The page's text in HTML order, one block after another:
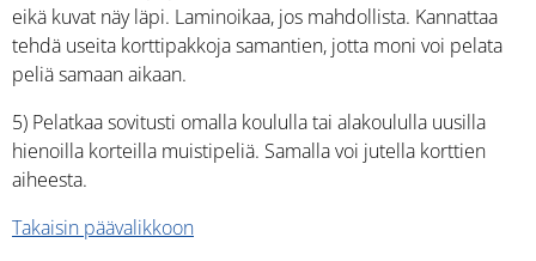
eikä kuvat näy läpi. Laminoikaa, jos mahdollista. Kannattaa
tehdä useita korttipakkoja samantien, jotta moni voi pelata
peliä samaan aikaan.
5) Pelatkaa sovitusti omalla koululla tai alakoululla uusilla
hienoilla korteilla muistipeliä. Samalla voi jutella korttien
aiheesta.
Takaisin päävalikkoon